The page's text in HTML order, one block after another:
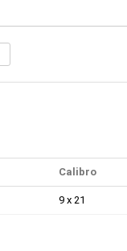
Calibro
9 x 21